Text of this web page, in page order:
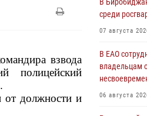
взвода
полицейский
от должности и
среди
07 августа
В ЕАО
владельцам
06 августа